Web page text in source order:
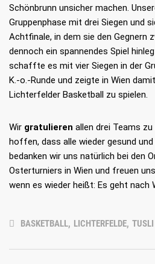
Schönbrunn unsicher machen.
Gruppenphase mit drei Siegen und
Achtfinale, in dem sie den Gegnern
dennoch ein spannendes Spiel
schaffte es mit vier Siegen in der
K.-o.-Runde und zeigte in Wien
Lichterfelder Basketball zu spielen.
Wir gratulieren allen drei Teams
hoffen, dass alle wieder gesund
bedanken wir uns natürlich bei den
Osterturniers in Wien und freuen
wenn es wieder heißt: Es geht nach
BASKETBALL, LICHTERFELDE, TUSLI